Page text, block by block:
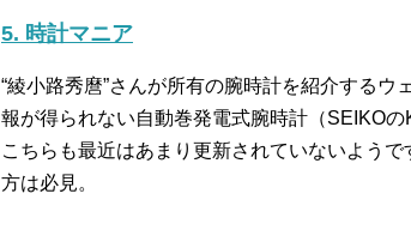
5. 時計マニア
“綾小路秀麿”さんが所有の腕時計を紹介する
報が得られない自動巻発電式腕時計（SEIKO
こちらも最近はあまり更新されていないよう
方は必見。